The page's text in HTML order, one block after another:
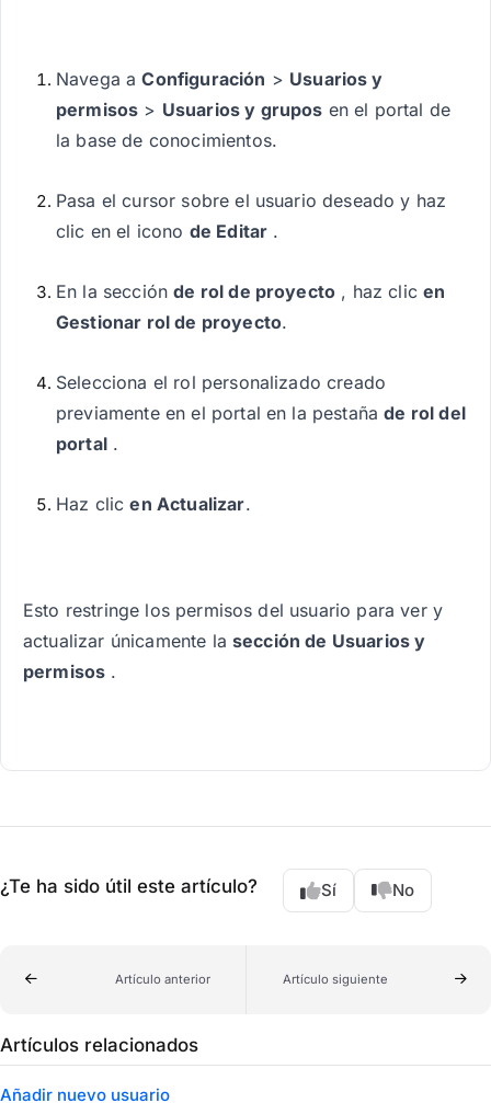
Navega aConfiguración > Usuarios y
permisos > Usuarios y grupos en el portal de
la base de conocimientos.
Pasa el cursor sobre el usuario deseado y haz
clic en el icono de Editar .
En la secciónde rol de proyecto , haz clicen
Gestionar rol de proyecto.
Selecciona el rol personalizado creado
previamente en el portal en la pestañade rol del
portal.
Haz clicen Actualizar.
Esto restringe los permisos del usuario para ver y
actualizar únicamente lasección de Usuarios y
permisos .
¿Te ha sido útil este artículo? Sí No
Artículo anterior Artículo siguiente
Artículos relacionados
Añadir nuevo usuario